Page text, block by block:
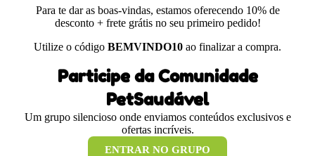
Para te dar as boas-vindas, estamos oferecendo 10% de
desconto + frete grátis no seu primeiro pedido!
Utilize o código BEMVINDO10 ao finalizar a compra.
Participe da Comunidade
PetSaudável
Um grupo silencioso onde enviamos conteúdos exclusivos e
ofertas incríveis.
ENTRAR NO GRUPO